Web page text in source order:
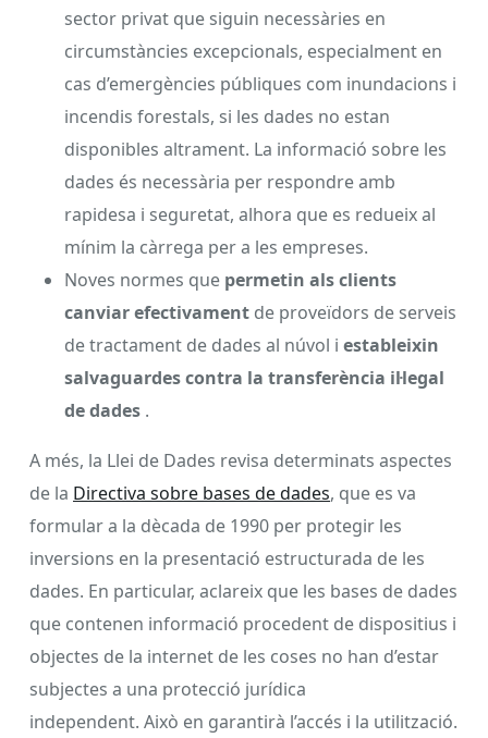
sector privat que siguin necessàries en
circumstàncies excepcionals, especialment en
cas d’emergències públiques com inundacions i
incendis forestals, si les dades no estan
disponibles altrament. La informació sobre les
dades és necessària per respondre amb
rapidesa i seguretat, alhora que es redueix al
mínim la càrrega per a les empreses.
Noves normes que permetin als clients
canviar efectivament de proveïdors de serveis
de tractament de dades al núvol i estableixin
salvaguardes contra la transferència il·legal
de dades .
A més, la Llei de Dades revisa determinats aspectes
de la Directiva sobre bases de dades, que es va
formular a la dècada de 1990 per protegir les
inversions en la presentació estructurada de les
dades. En particular, aclareix que les bases de dades
que contenen informació procedent de dispositius i
objectes de la internet de les coses no han d’estar
subjectes a una protecció jurídica
independent. Això en garantirà l’accés i la utilització.